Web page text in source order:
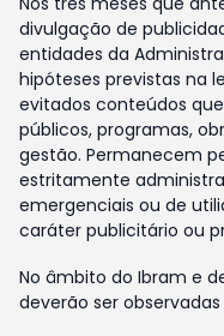
divulgação de
entidades da
hipóteses previstas na
evitados conteúdos
públicos, programas,
gestão. Permanecem
estritamente
emergenciais ou de
caráter publicitário ou
No âmbito do Ibram e
deverão ser